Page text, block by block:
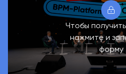
Чтобы
нажмите и
форму